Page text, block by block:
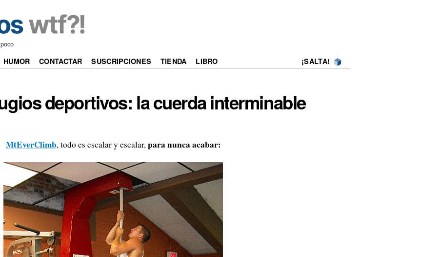
HUMOR CONTACTAR SUSCRIPCIONES TIENDA LIBRO ¡SALTA!
deportivos: la cuerda interminable
MtEverClimb, todo es escalar y escalar,para nunca acabar: